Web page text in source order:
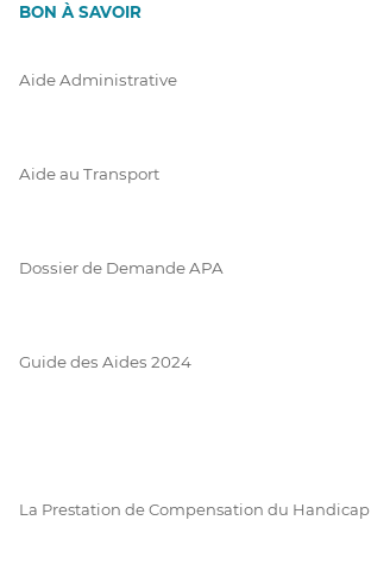
BON À SAVOIR
Aide Administrative
Aide au Transport
Dossier de Demande APA
Guide des Aides 2024
La Prestation de Compensation du Handicap